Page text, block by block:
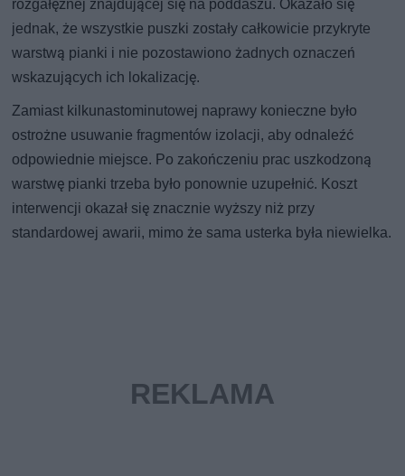
rozgałęźnej znajdującej się na poddaszu. Okazało się
jednak, że wszystkie puszki zostały całkowicie przykryte
warstwą pianki i nie pozostawiono żadnych oznaczeń
wskazujących ich lokalizację.
Zamiast kilkunastominutowej naprawy konieczne było
ostrożne usuwanie fragmentów izolacji, aby odnaleźć
odpowiednie miejsce. Po zakończeniu prac uszkodzoną
warstwę pianki trzeba było ponownie uzupełnić. Koszt
interwencji okazał się znacznie wyższy niż przy
standardowej awarii, mimo że sama usterka była niewielka.